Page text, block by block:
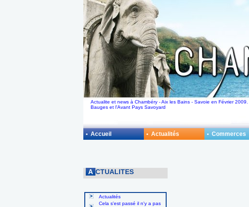
Actualite et news à Chambéry - Aix les Bains - Savoie en Février
Bauges et l'Avant Pays Savoyard
A CTUALITES
Actualités
Cela s'est passé il n'y a pas
• Accueil • Actualités • Commerces